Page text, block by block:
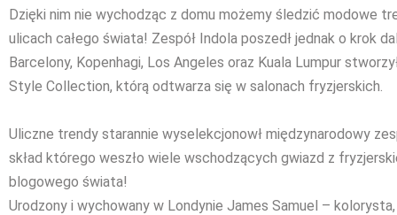
Dzięki nim nie wychodząc z domu możemy śledzić modowe
ulicach całego świata! Zespół Indola poszedł jednak o krok
Barcelony, Kopenhagi, Los Angeles oraz Kuala Lumpur
Style Collection, którą odtwarza się w salonach fryzjerskich.
Uliczne trendy starannie wyselekcjonowł międzynarodowy
skład którego weszło wiele wschodzących gwiazd z
blogowego świata!
Urodzony i wychowany w Londynie James Samuel –